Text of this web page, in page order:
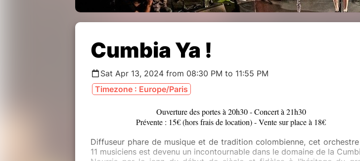
Cumbia Ya !
Sat Apr 13, 2024 from 08:30 PM to 11:55 PM
Timezone : Europe/Paris
Ouverture des portes à 20h30 - Concert à 21h30
Prévente : 15€ (hors frais de location) - Vente sur place à 18€
Diffuseur phare de musique et de tradition colombienne, cet
11 musiciens est devenu un incontournable dans le domaine de la